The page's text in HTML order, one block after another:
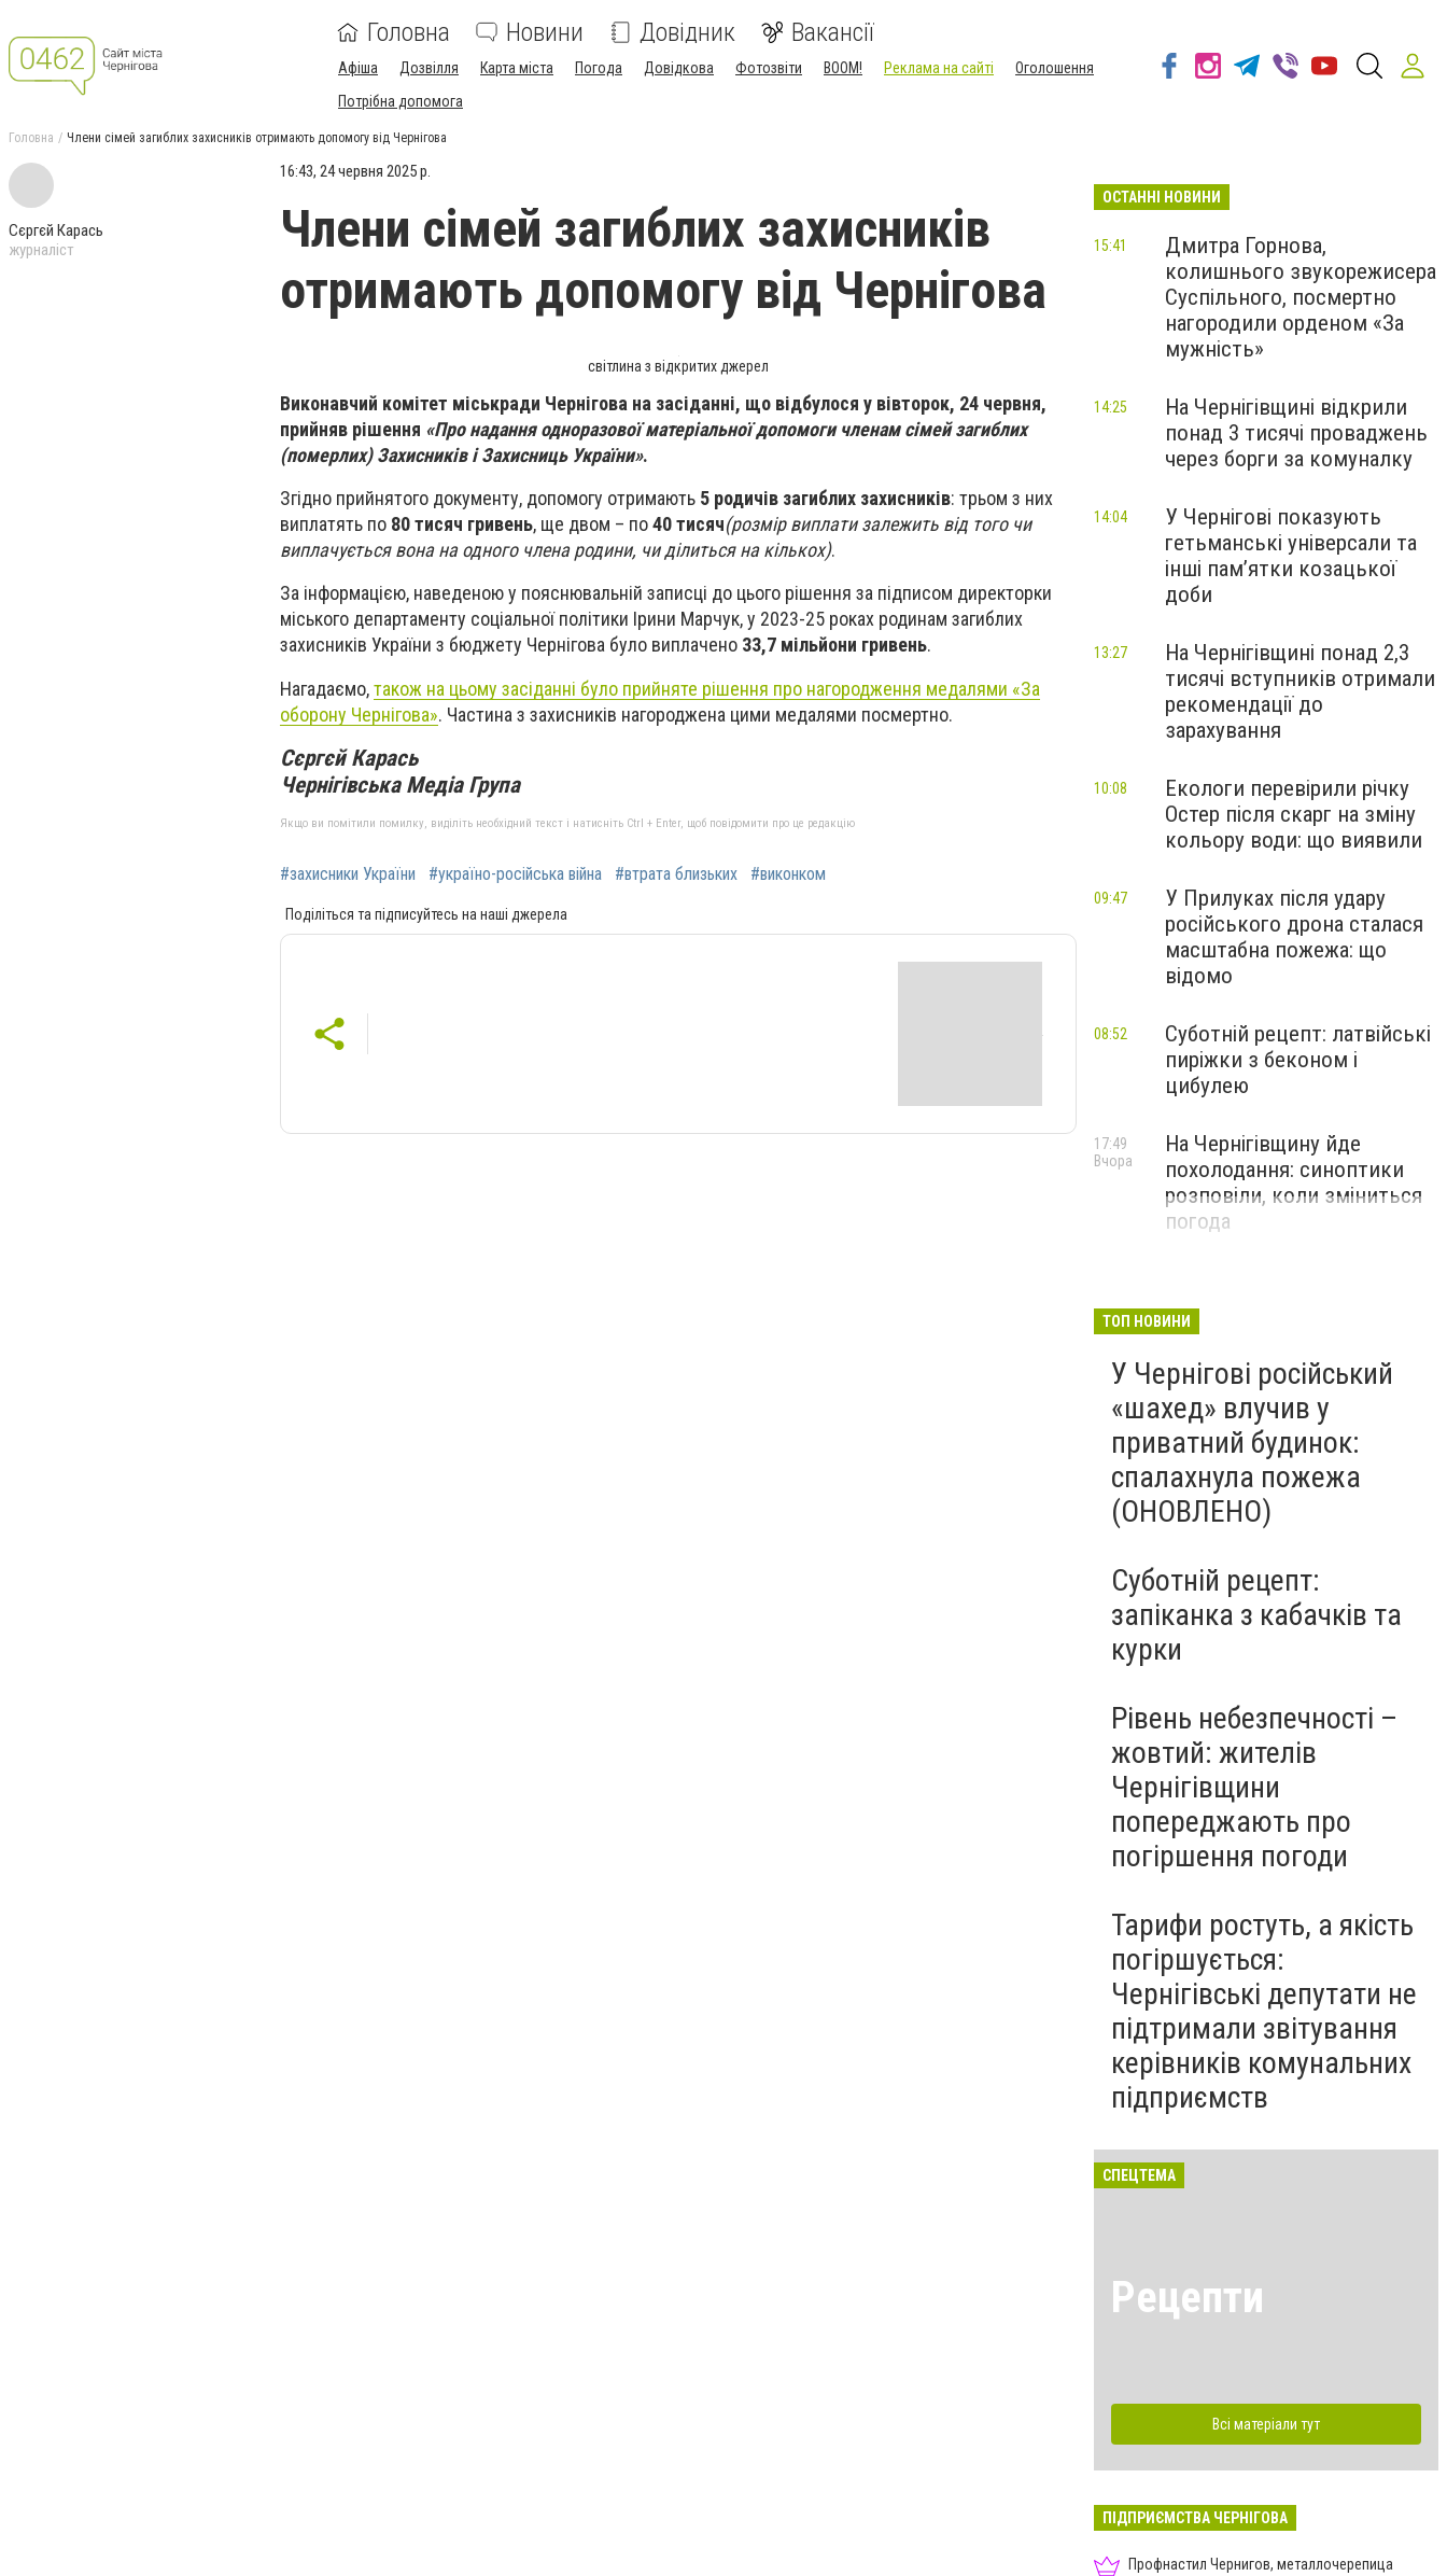
Головна Новини Довідник Вакансії
Афіша Дозвілля Карта міста Погода Довідкова Фотозвіти BOOM! Реклама на сайті
Оголошення
Потрібна допомога
Головна Члени сімей загиблих захисників отримають допомогу від Чернігова
Сєргєй Карась
журналіст
16:43, 24 червня 2025 р.
Члени сімей загиблих захисників
отримають допомогу від Чернігова
світлина з відкритих джерел
Виконавчий комітет міськради Чернігова на засіданні, що відбулося у вівторок, 24 червня,
прийняв рішення «Про надання одноразової матеріальної допомоги членам сімей загиблих
(померлих) Захисників і Захисниць України».
Згідно прийнятого документу, допомогу отримають 5 родичів загиблих захисників: трьом з них
виплатять по 80 тисяч гривень, ще двом – по40 тисяч(розмір виплати залежить від того чи
виплачується вона на одного члена родини, чи ділиться на кількох).
За інформацією, наведеною у пояснювальній записці до цього рішення за підписом директорки
міського департаменту соціальної політики Ірини Марчук, у 2023-25 роках родинам загиблих
захисників України з бюджету Чернігова було виплачено 33,7 мільйони гривень.
Нагадаємо,також на цьому засіданні було прийняте рішення про нагородження медалями «За
оборону Чернігова». Частина з захисників нагороджена цими медалями посмертно.
Сєргєй Карась
Чернігівська Медіа Група
Якщо ви помітили помилку, виділіть необхідний текст і натисніть Ctrl + Enter, щоб повідомити про це редакцію
#захисники України #україно-російська війна #втрата близьких #виконком
Поділіться та підписуйтесь на наші джерела
ОСТАННІ НОВИНИ
Дмитра Горнова,
колишнього звукорежисера
Суспільного, посмертно
нагородили орденом «За
мужність»
15:41
На Чернігівщині відкрили
понад 3 тисячі проваджень
через борги за комуналку
14:25
У Чернігові показують
гетьманські універсали та
інші пам’ятки козацької
доби
14:04
На Чернігівщині понад 2,3
тисячі вступників отримали
рекомендації до
зарахування
13:27
Екологи перевірили річку
Остер після скарг на зміну
кольору води: що виявили
10:08
У Прилуках після удару
російського дрона сталася
масштабна пожежа: що
відомо
09:47
Суботній рецепт: латвійські
пиріжки з беконом і
цибулею
08:52
На Чернігівщину йде
похолодання: синоптики
розповіли, коли зміниться
погода
17:49
Вчора
ТОП НОВИНИ
У Чернігові російський
«шахед» влучив у
приватний будинок:
спалахнула пожежа
(ОНОВЛЕНО)
Суботній рецепт:
запіканка з кабачків та
курки
Рівень небезпечності –
жовтий: жителів
Чернігівщини
попереджають про
погіршення погоди
Тарифи ростуть, а якість
погіршується:
Чернігівські депутати не
підтримали звітування
керівників комунальних
підприємств
СПЕЦТЕМА
Рецепти
Всі матеріали тут
ПІДПРИЄМСТВА ЧЕРНІГОВА
Профнастил Чернигов, металлочерепица